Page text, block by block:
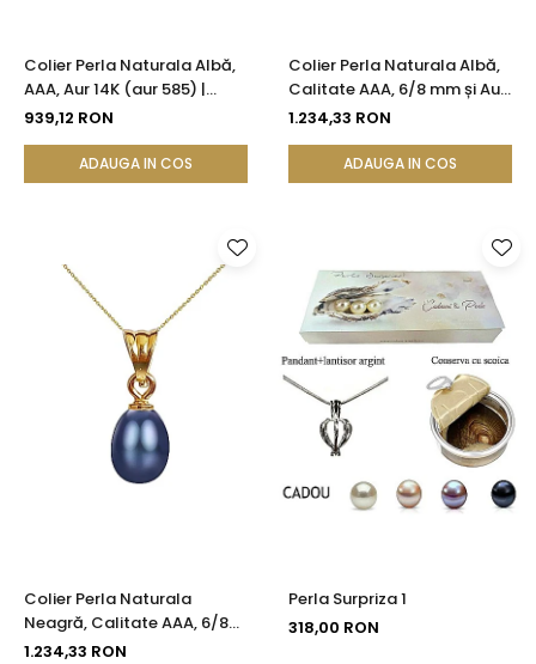
Colier Perla Naturala Albă,
AAA, Aur 14K (aur 585) |
KASKADDA®
939,12 RON
ADAUGA IN COS
Colier Perla Naturala Albă,
Calitate AAA, 6/8 mm și Aur
14K (aur 585) | KASKADDA®
1.234,33 RON
ADAUGA IN COS
Colier Perla Naturala
Neagră, Calitate AAA, 6/8
mm si Aur 14k | KASKADDA®
1.234,33 RON
Perla Surpriza 1
318,00 RON